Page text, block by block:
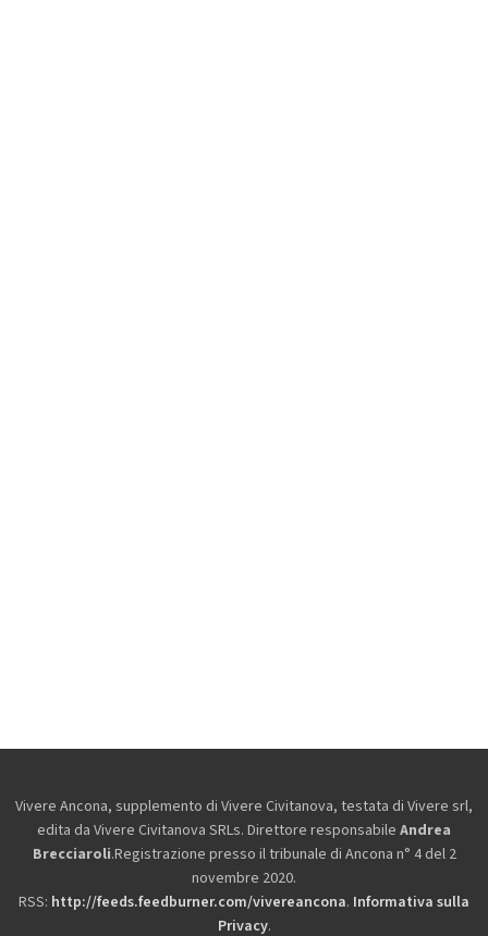
Vivere Ancona, supplemento di Vivere Civitanova, testata di Vivere srl,
edita da Vivere Civitanova SRLs. Direttore responsabile Andrea
Brecciaroli.Registrazione presso il tribunale di Ancona n° 4 del 2
novembre 2020.
RSS: http://feeds.feedburner.com/vivereancona. Informativa sulla
Privacy.